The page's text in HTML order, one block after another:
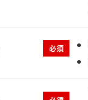
必須